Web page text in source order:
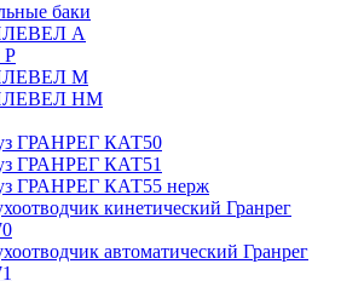
баки
А
М
НМ
ГРАНРЕГ КАТ50
ГРАНРЕГ КАТ51
ГРАНРЕГ КАТ55 нерж
кинетический Гранрег
автоматический Гранрег